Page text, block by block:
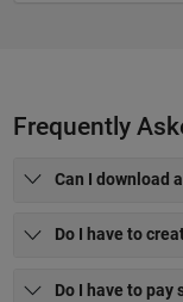
Frequently
Can I download
Do I have to
Do I have to pay